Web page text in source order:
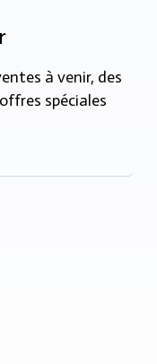
à venir, des
spéciales